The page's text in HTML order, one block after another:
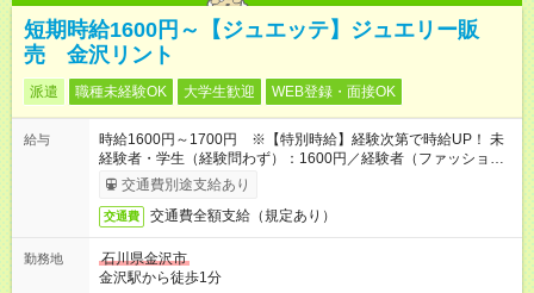
短期時給1600円～【ジュエッテ】ジュエリー販
売 金沢リント
派遣 職種未経験OK 大学生歓迎 WEB登録・面接OK
給与
時給1600円～1700円 ※【特別時給】経験次第で時給UP！ 未
経験者・学生（経験問わず）：1600円／経験者（ファッション
商材販売半年以上）：1650～1700円
交通費別途支給あり
交通費 交通費全額支給（規定あり）
勤務地
石川県金沢市
金沢駅から徒歩1分